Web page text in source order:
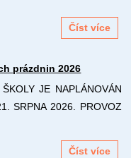
Číst více
prázdnin 2026
JE NAPLÁNOVÁN
SRPNA 2026. PROVOZ
Číst více